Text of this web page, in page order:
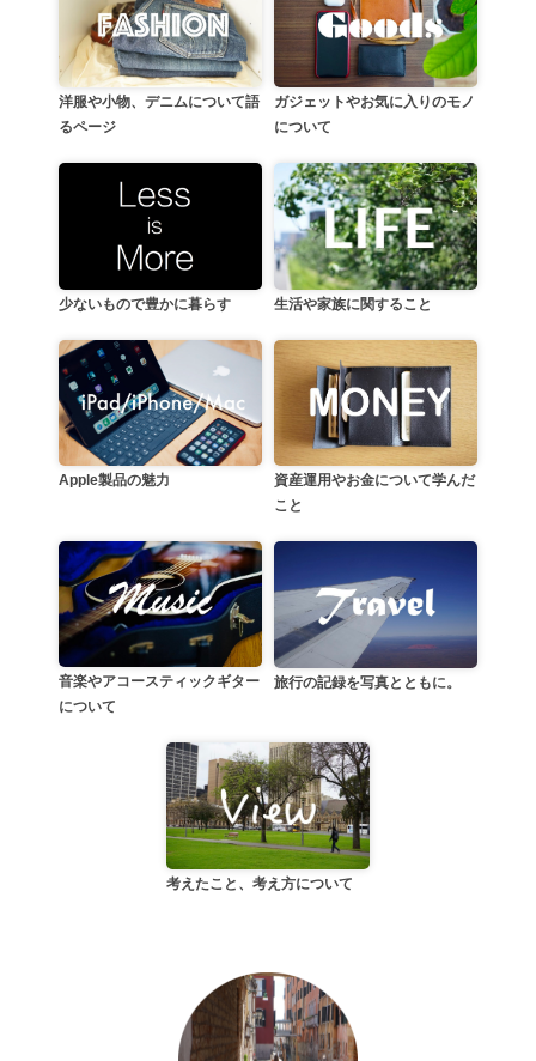
洋服や小物、デニムについて語
るページ
ガジェットやお気に入りのモノ
について
少ないもので豊かに暮らす 生活や家族に関すること
Apple製品の魅力
資産運用やお金について学んだ
こと
音楽やアコースティックギター
について
旅行の記録を写真とともに。
考えたこと、考え方について